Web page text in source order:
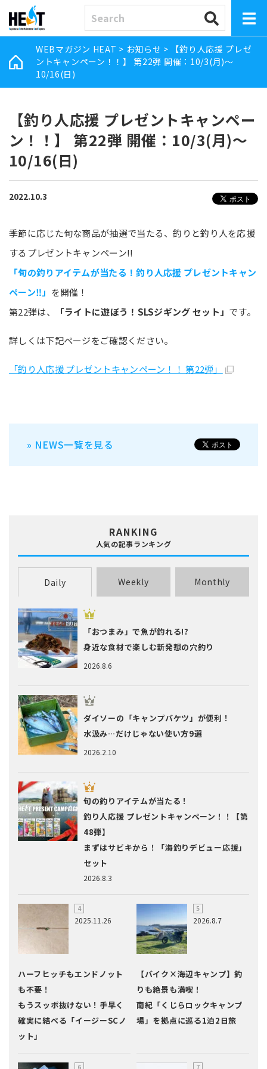
WEBマガジン HEAT > お知らせ >
【釣り人応援 プレゼ
ントキャンペーン！！】 第22弾 開催：10/3(月)～
10/16(日)
【釣り人応援 プレゼントキャンペー
ン！！】 第22弾 開催：10/3(月)～
10/16(日)
2022.10.3
季節に応じた旬な商品が抽選で当たる、釣りと釣り人を応援
するプレゼントキャンペーン!!
「旬の釣りアイテムが当たる！釣り人応援 プレゼントキャン
ペーン‼」 を開催！
第22弾は、
「ライトに遊ぼう！SLSジギング セット」 です。
詳しくは下記ページをご確認ください。
「釣り人応援 プレゼントキャンペーン！！ 第22弾」
» NEWS一覧を見る
RANKING
人気の記事ランキング
Daily Weekly Monthly
2026.8.6
「おつまみ」で魚が釣れる!?
身近な食材で楽しむ新発想の穴釣り
2026.2.10
ダイソーの「キャンプバケツ」が便利！
水汲み…だけじゃない使い方9選
2026.8.3
旬の釣りアイテムが当たる！
釣り人応援 プレゼントキャンペーン！！【第
48弾】
まずはサビキから！「海釣りデビュー応援」
セット
2025.11.26
ハーフヒッチもエンドノット
も不要！
もうスッポ抜けない！手早く
確実に結べる「イージーSCノ
ット」
2026.8.7
【バイク×海辺キャンプ】釣
りも絶景も満喫！
南紀「くじらロックキャンプ
場」を拠点に巡る1泊2日旅